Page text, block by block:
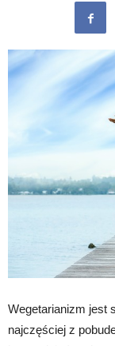
Wegetarianizm jest
najczęściej z